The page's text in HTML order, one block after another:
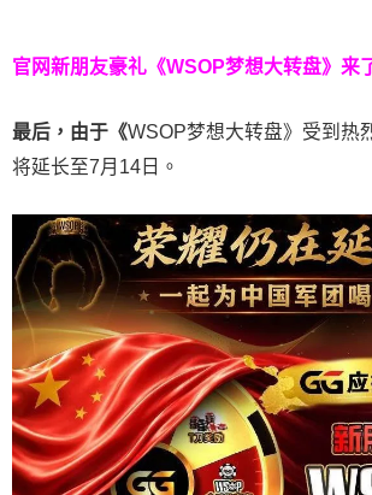
官网新朋友豪礼 《WSOP梦想大转盘》来
最后，由于《WSOP梦想大转盘》受到热
将延长至7月14日。